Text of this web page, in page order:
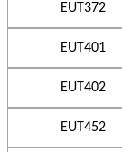
EUT372
EUT401
EUT402
EUT452